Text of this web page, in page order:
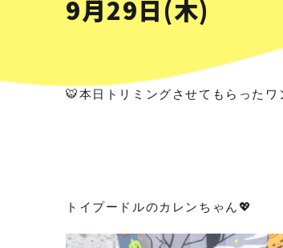
9月29日(木)
🐯本日トリミングさせてもらったワ
トイプードルのカレンちゃん💖